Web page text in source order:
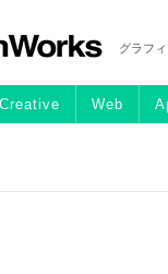
グラフ
Creative Web